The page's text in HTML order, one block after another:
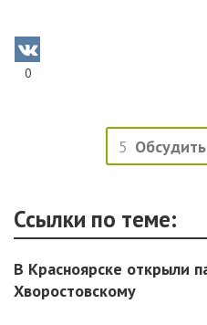
0
5
Ссылки по теме:
В Красноярске открыли
Хворостовскому